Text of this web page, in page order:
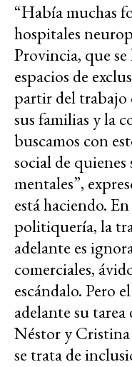
“Había muchas
hospitales
Provincia, que
espacios de
partir del
sus familias y la
buscamos con
social de
mentales”,
está haciendo.
politiquería, la
adelante es
comerciales,
escándalo. Pero
adelante su
Néstor y
se trata de